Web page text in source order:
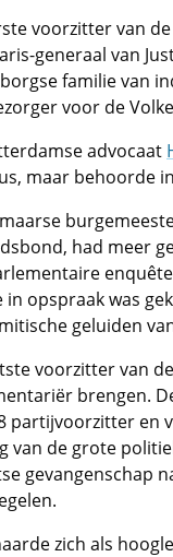
voorzitter van
generaal van
familie van
voor de
advocaat
maar behoorde
had meer
in opspraak was
geluiden
voorzitter van
brengen.
partijvoorzitter en
van de grote
gevangenschap
zich als